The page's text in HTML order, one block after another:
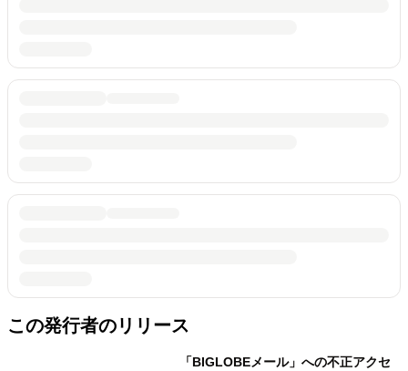
この発行者のリリース
「BIGLOBEメール」への不正アクセ